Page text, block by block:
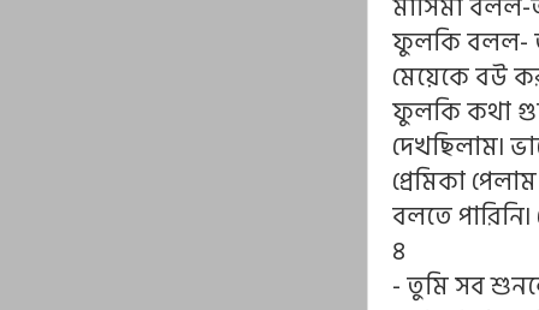
ফুলকি বলল-
মেয়েকে বউ
ফুলকি কথা
দেখছিলাম৷
প্রেমিকা
বলতে
৪
- তুমি সব